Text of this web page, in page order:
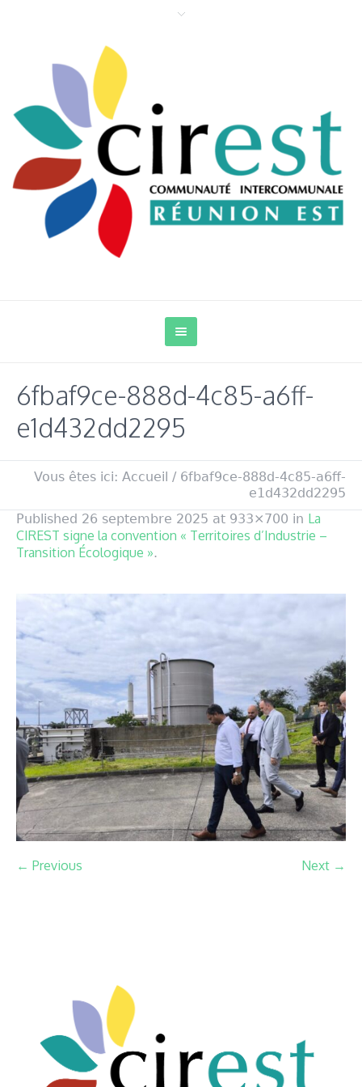
6fbaf9ce-888d-4c85-a6ff-
e1d432dd2295
Vous êtes ici: Accueil / 6fbaf9ce-888d-4c85-a6ff-
e1d432dd2295
Published 26 septembre 2025 at 933×700 in La
CIREST signe la convention « Territoires d’Industrie –
Transition Écologique ».
← Previous Next →